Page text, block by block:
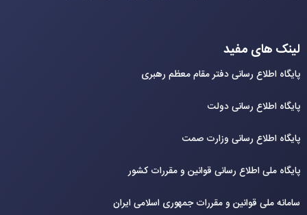
لینک های مفید
پایگاه اطلاع رسانی دفتر مقام معظم رهبری
پایگاه اطلاع رسانی دولت
پایگاه اطلاع رسانی وزارت صمت
پایگاه ملی اطلاع رسانی قوانین و مقررات کشور
سامانه ملی قوانین و مقررات جمهوری اسلامی ایران